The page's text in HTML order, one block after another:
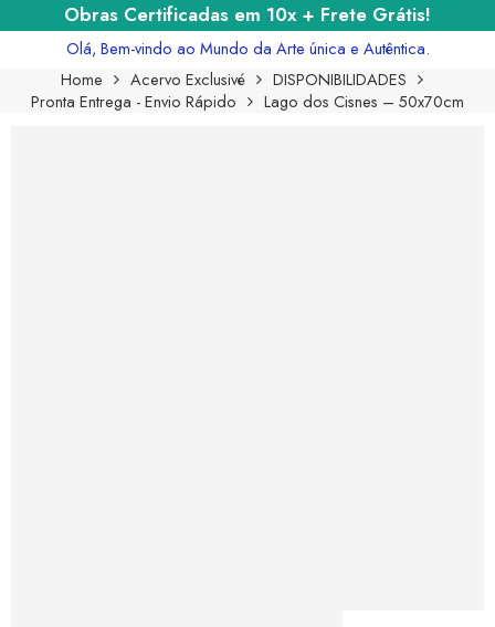
Obras Certificadas em 10x + Frete Grátis!
Olá, Bem-vindo ao Mundo da Arte única e Autêntica.
Home
Acervo Exclusivé
DISPONIBILIDADES
Pronta Entrega - Envio Rápido
Lago dos Cisnes – 50x70cm